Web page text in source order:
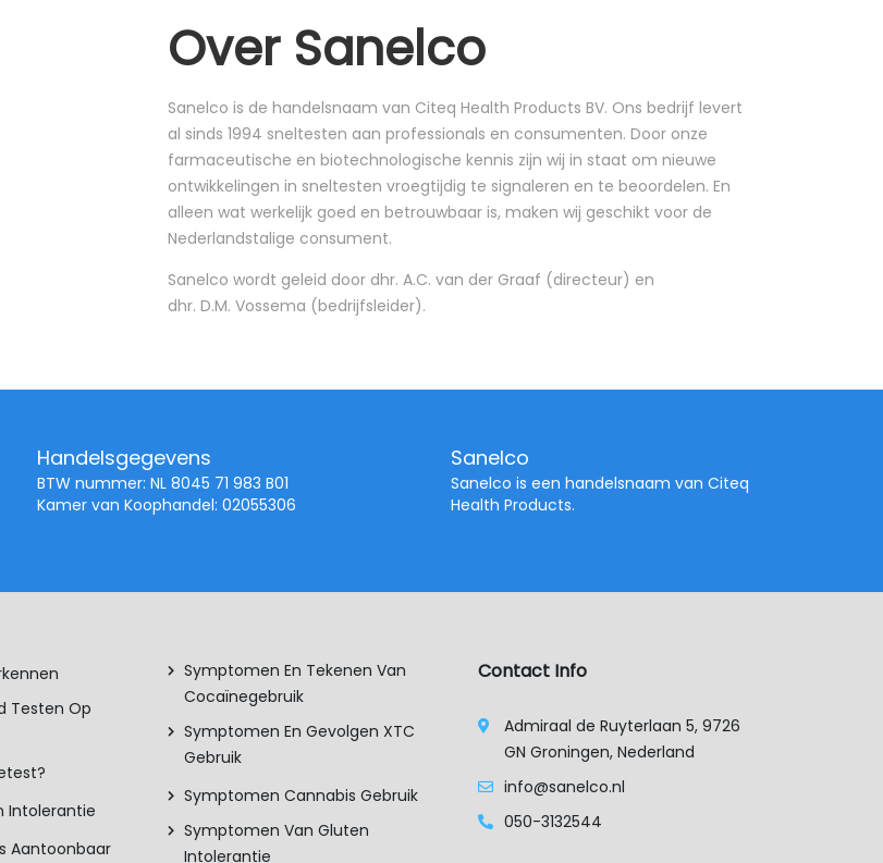
Over Sanelco
Sanelco is de handelsnaam van Citeq Health Products BV. Ons bedrijf levert
al sinds 1994 sneltesten aan professionals en consumenten. Door onze
farmaceutische en biotechnologische kennis zijn wij in staat om nieuwe
ontwikkelingen in sneltesten vroegtijdig te signaleren en te beoordelen. En
alleen wat werkelijk goed en betrouwbaar is, maken wij geschikt voor de
Nederlandstalige consument.
Sanelco wordt geleid door dhr. A.C. van der Graaf (directeur) en
dhr. D.M. Vossema (bedrijfsleider).
Handelsgegevens
BTW nummer: NL 8045 71 983 B01
Kamer van Koophandel: 02055306
Sanelco
Sanelco is een handelsnaam van Citeq
Health Products.
Testen Op
Intolerantie
Aantoonbaar
Symptomen En Tekenen Van
Cocaïnegebruik
Symptomen En Gevolgen XTC
Gebruik
Symptomen Cannabis Gebruik
Symptomen Van Gluten
Intolerantie
Contact Info
Admiraal de Ruyterlaan 5, 9726
GN Groningen, Nederland
info@sanelco.nl
050-3132544